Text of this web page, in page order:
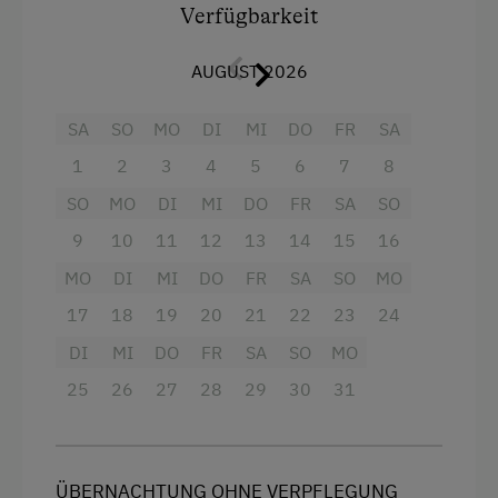
Kostenloses Internet
Freizeitaktivitäten am Betrieb und in der
Almausflüge
Bergtouren
E-Bike-Verleih
Eislaufen
Eisstockschießen
Erlebniswanderung
Freibad
Einzelzimmer
Bettwäsche, Handtücher und Duschtücher
inkl.
Dusche/WC sowie separates WC * inkl. 2
Rollen Toilettenpapier*
Voll ausgestattete Küche mit
Geschirrspülmaschine und TV
Direkter Zugang von der Küche zur
Verfügbarkeit
AUGUST 2026
SA
1
SO
2
MO
3
DI
4
MI
5
DO
6
FR
7
SA
8
SO
9
MO
10
DI
11
MI
12
DO
13
FR
14
SA
15
SO
16
MO
17
DI
18
MI
19
DO
20
FR
21
SA
22
SO
23
MO
24
DI
25
MI
26
DO
27
FR
28
SA
29
SO
30
MO
31
ÜBERNACHTUNG OHNE VERPFLEGUNG